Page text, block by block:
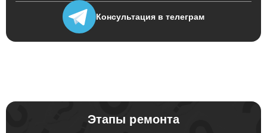
Консультация в телеграм
Этапы ремонта